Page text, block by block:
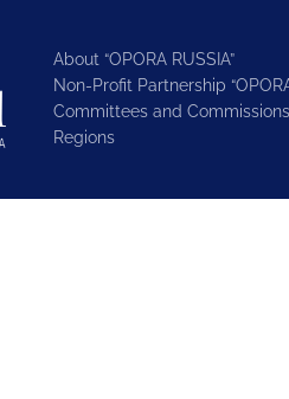
About “OPORA RUSSIA”
Non-Profit Partnership
Committees and Commissions
Regions